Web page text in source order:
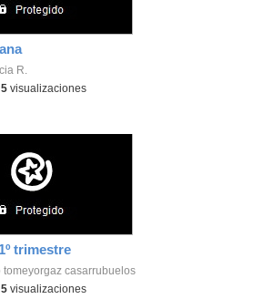
R.
5 visualizaciones
trimestre
tomeyorgaz casarrubuelos
5 visualizaciones